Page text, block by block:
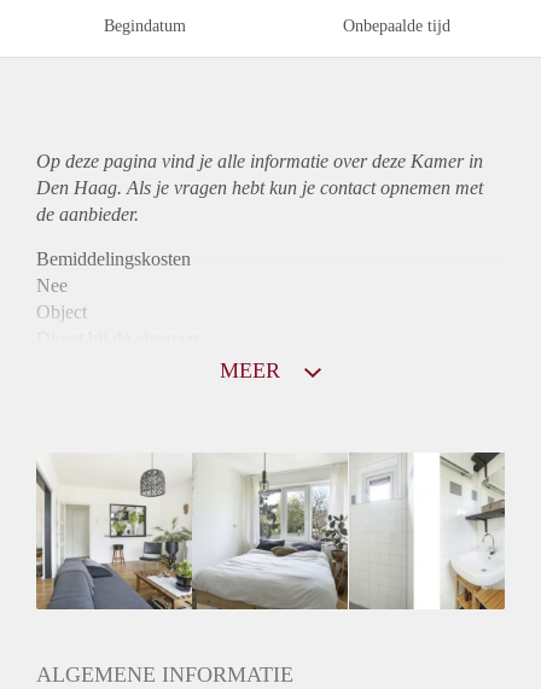
Begindatum Onbepaalde tijd
Op deze pagina vind je alle informatie over deze Kamer in
Den Haag. Als je vragen hebt kun je contact opnemen met
de aanbieder.
Bemiddelingskosten
Nee
Object
Huurtoeslag
Niet mogelijk
Inkomen eis
N.V.T.
Huurtermijn
Onbepaalde termijn
MEER
ALGEMENE INFORMATIE